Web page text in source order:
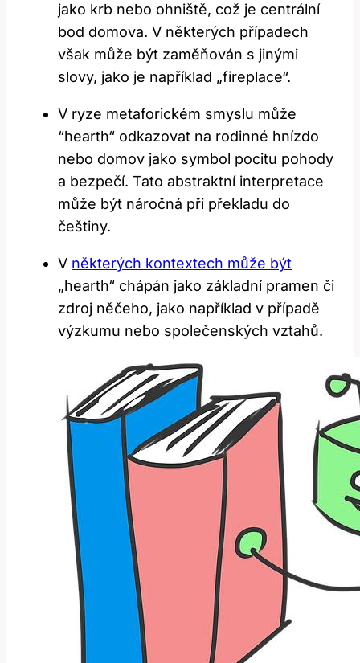
jako krb nebo ohniště, což‍ je centrální
bod domova. ⁢V některých případech
‌však může být zaměňován⁣ s jinými⁣
slovy, jako je‌ například „fireplace“.
V⁣ ryze metaforickém smyslu⁤ může
⁣“hearth“​ odkazovat na ‌rodinné hnízdo
nebo domov ‍jako symbol ‍pocitu pohody⁣
a⁣ bezpečí. Tato abstraktní​ interpretace
může být ​náročná při překladu do
češtiny.
V​ některých kontextech může být
„hearth“ chápán jako základní pramen ⁢či
zdroj něčeho, jako ​například v případě
výzkumu‌ nebo společenských vztahů.